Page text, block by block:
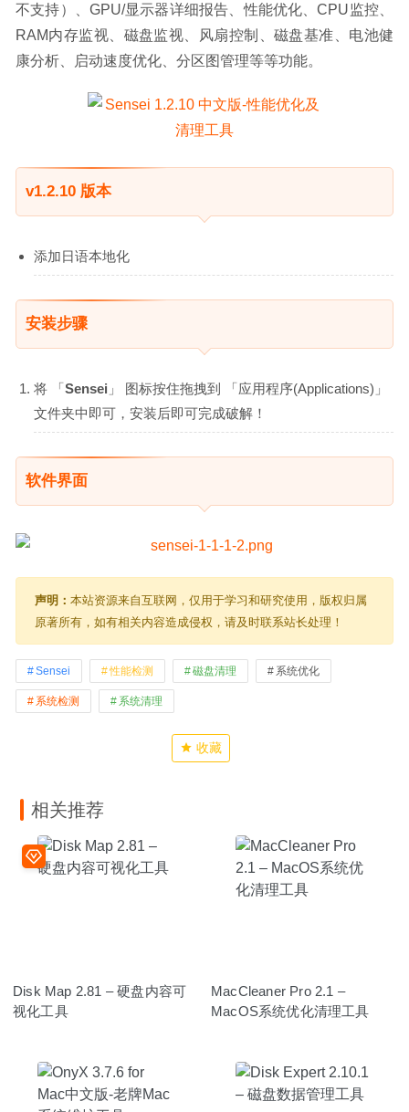
不支持）、GPU/显示器详细报告、性能优化、CPU监控、
RAM内存监视、磁盘监视、风扇控制、磁盘基准、电池健
康分析、启动速度优化、分区图管理等等功能。
v1.2.10 版本
添加日语本地化
安装步骤
将 「Sensei 」 图标按住拖拽到 「应用程序(Applications)」
文件夹中即可，安装后即可完成破解！
软件界面
声明： 本站资源来自互联网，仅用于学习和研究使用，版权归属
原著所有，如有相关内容造成侵权，请及时联系站长处理！
Sensei 性能检测 磁盘清理 系统优化
系统检测 系统清理
收藏
相关推荐
Disk Map 2.81 – 硬盘内容可
视化工具
MacCleaner Pro 2.1 –
MacOS系统优化清理工具